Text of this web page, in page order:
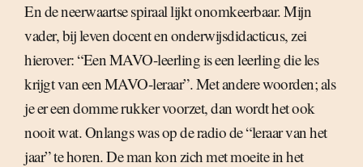
En de neerwaartse spiraal lijkt onomkeerbaar. Mijn
vader, bij leven docent en onderwijsdidacticus, zei
hierover: “Een MAVO-leerling is een leerling die les
krijgt van een MAVO-leraar”. Met andere woorden; als
je er een domme rukker voorzet, dan wordt het ook
nooit wat. Onlangs was op de radio de “leraar van het
jaar” te horen. De man kon zich met moeite in het